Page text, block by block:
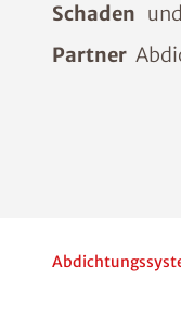
Schaden
Partner